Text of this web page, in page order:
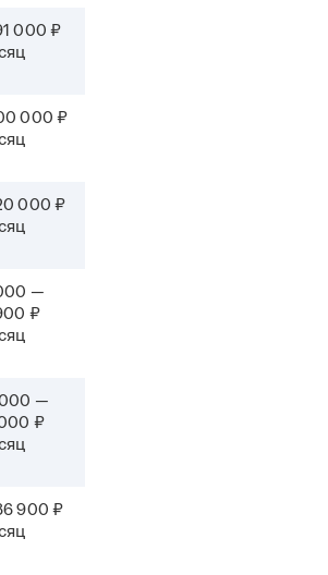
000 ₽
000 ₽
000 ₽
—
₽
—
₽
900 ₽